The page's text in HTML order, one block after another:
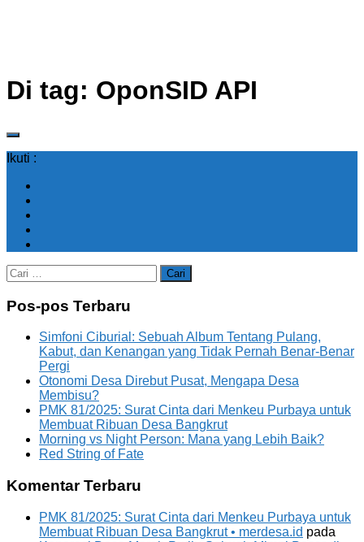
Di tag: OponSID API
Ikuti :
Cari
untuk:
Pos-pos Terbaru
Simfoni Ciburial: Sebuah Album Tentang Pulang,
Kabut, dan Kenangan yang Tidak Pernah Benar-Benar
Pergi
Otonomi Desa Direbut Pusat, Mengapa Desa
Membisu?
PMK 81/2025: Surat Cinta dari Menkeu Purbaya untuk
Membuat Ribuan Desa Bangkrut
Morning vs Night Person: Mana yang Lebih Baik?
Red String of Fate
Komentar Terbaru
PMK 81/2025: Surat Cinta dari Menkeu Purbaya untuk
Membuat Ribuan Desa Bangkrut • merdesa.id pada